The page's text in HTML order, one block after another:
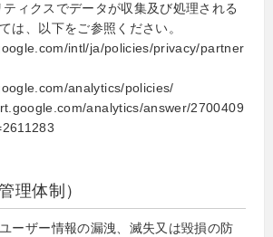
ィクスでデータが収集及び処理される
は、以下をご参照ください。
intl/ja/policies/privacy/partner
analytics/policies/
analytics/answer/2700409
理体制）
ーザー情報の漏洩、滅失又は毀損の防